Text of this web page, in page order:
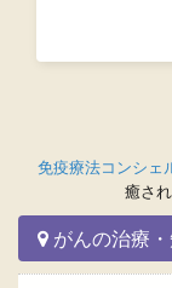
免疫療法コンシェ
癒さ
がんの治療